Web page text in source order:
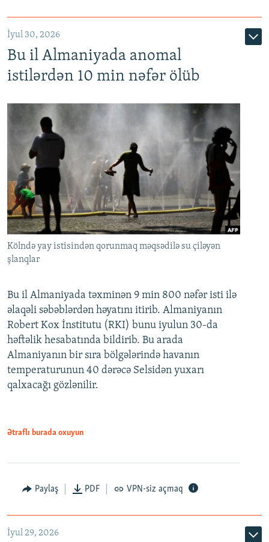
İyul 30, 2026
Bu il Almaniyada anomal
istilərdən 10 min nəfər ölüb
Kölndə yay istisindən qorunmaq məqsədilə su çiləyən
şlanqlar
Bu il Almaniyada təxminən 9 min 800 nəfər isti ilə
əlaqəli səbəblərdən həyatını itirib. Almaniyanın
Robert Kox İnstitutu (RKI) bunu iyulun 30-da
həftəlik hesabatında bildirib. Bu arada
Almaniyanın bir sıra bölgələrində havanın
temperaturunun 40 dərəcə Selsidən yuxarı
qalxacağı gözlənilir.
Ətraflı burada oxuyun
Paylaş PDF VPN-siz açmaq
İyul 29, 2026